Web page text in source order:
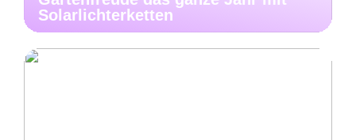
Solarlichterketten